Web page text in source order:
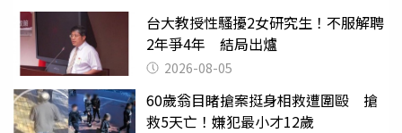
台大教授性騷擾2女研究生！不服解聘
2年爭4年 結局出爐
2026-08-05
60歲翁目睹搶案挺身相救遭圍毆 搶
救5天亡！嫌犯最小才12歲